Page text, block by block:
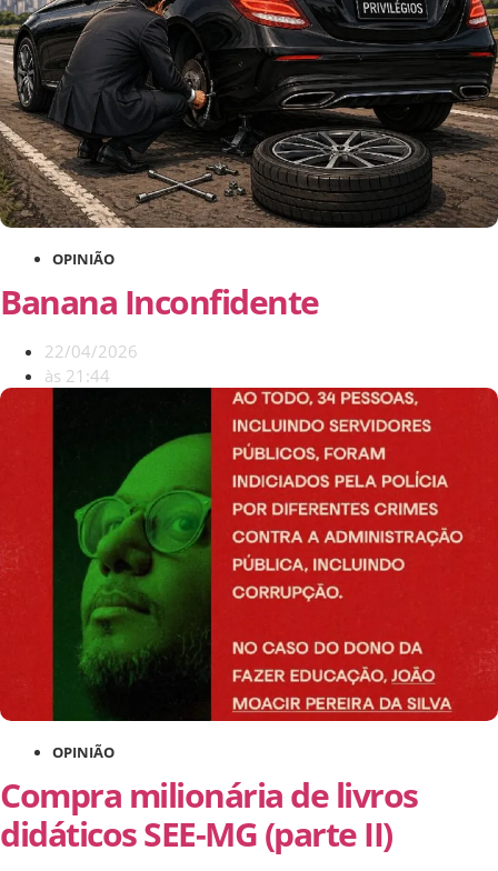
OPINIÃO
Banana Inconfidente
22/04/2026
às 21:44
OPINIÃO
Compra milionária de livros
didáticos SEE-MG (parte II)